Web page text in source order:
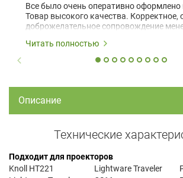
Все было очень оперативно оформлено
Товар высокого качества. Корректное,
доброжелательное сопровождение
Читать полностью
Описание
Технические
Подходит для проекторов
Knoll HT221
Lightware Traveler